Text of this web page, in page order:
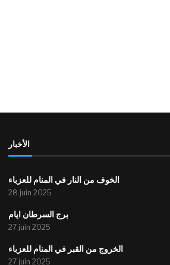
الأخبار
الخوف من النار في المنام للعزباء
28 juin 2025
برج السرطان ايام
27 juin 2025
الخروج من القبر في المنام للعزباء
27 juin 2025